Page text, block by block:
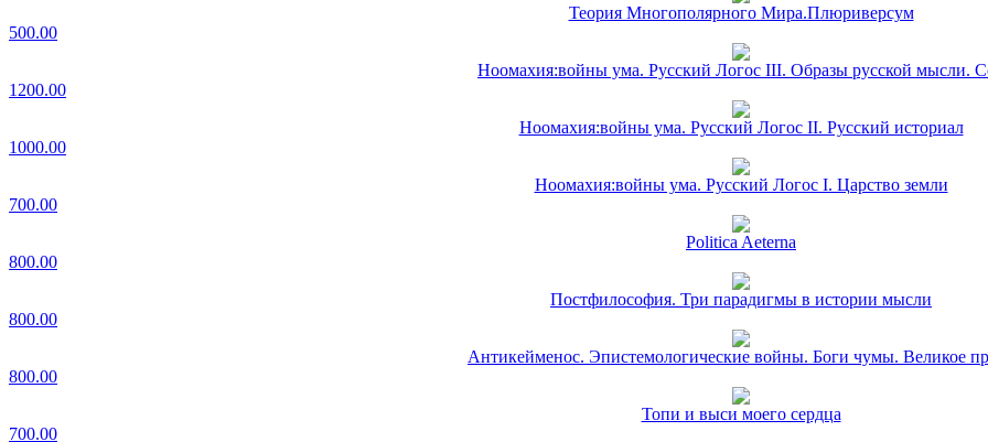
Теория Многополярного Мира.Плюриверсум
500.00
Ноомахия:войны ума. Русский Логос III. Образы русской мысли.
1200.00
Ноомахия:войны ума. Русский Логос II. Русский историал
1000.00
Ноомахия:войны ума. Русский Логос I. Царство земли
700.00
Politica Aeterna
800.00
Постфилософия. Три парадигмы в истории мысли
800.00
Антикейменос. Эпистемологические войны. Боги чумы. Великое
800.00
Топи и выси моего сердца
700.00